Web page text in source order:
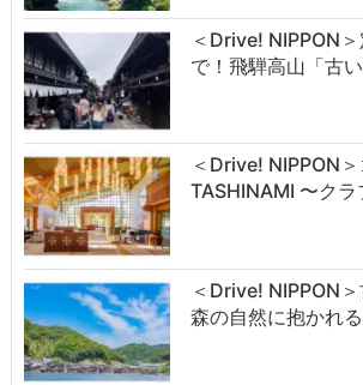
＜Drive! NIPPON
で！飛騨高山「古
＜Drive! NIPPON
TASHINAMI 〜ク
＜Drive! NIPPON
森の自然に抱かれ